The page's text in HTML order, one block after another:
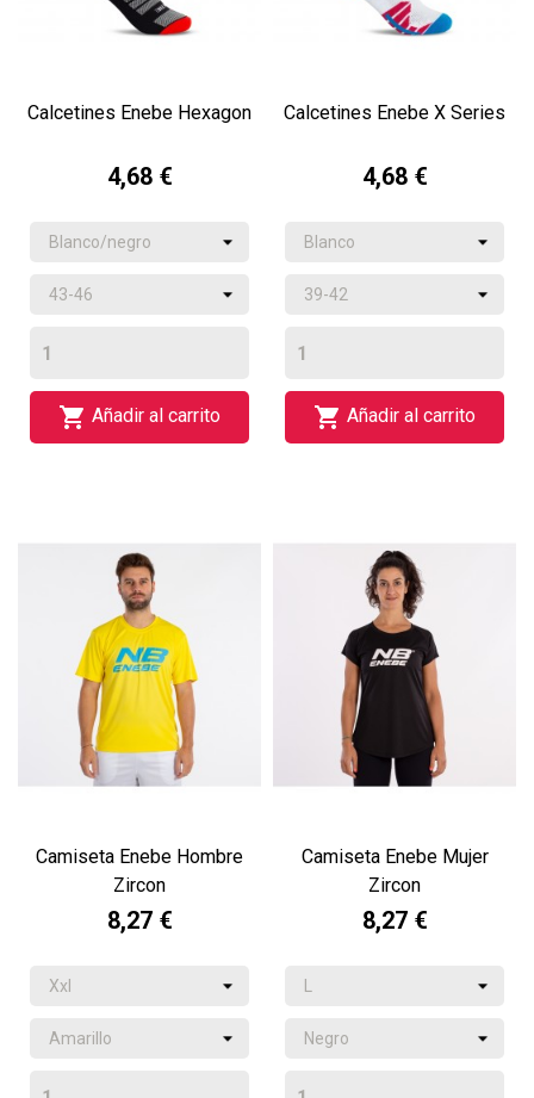
Calcetines Enebe Hexagon
4,68 €
 Añadir al carrito
Calcetines Enebe X Series
4,68 €
 Añadir al carrito
Camiseta Enebe Hombre
Zircon
8,27 €
Camiseta Enebe Mujer
Zircon
8,27 €